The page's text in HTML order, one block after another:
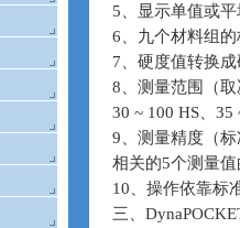
5、显示单值或
6、九个材料组
7、硬度值转换
8、测量范围（
30 ~ 100 HS、
9、测量精度（
相关的5个测量
10、操作依靠标
三、